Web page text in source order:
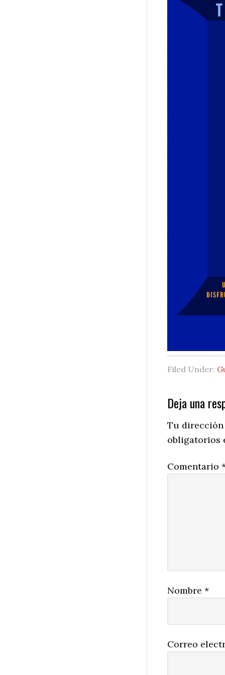
Filed Under:
Reader
Deja una
Tu
obligatorios
Comentario
Nombre *
Correo